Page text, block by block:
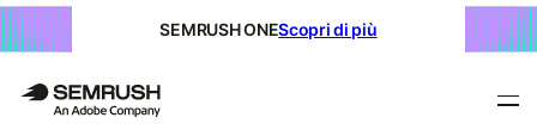
SEMRUSH ONEScopri di più